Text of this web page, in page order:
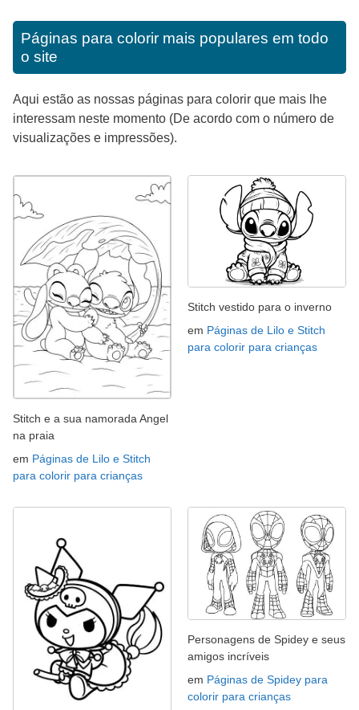
Páginas para colorir mais populares em todo
o site
Aqui estão as nossas páginas para colorir que mais lhe
interessam neste momento (De acordo com o número de
visualizações e impressões).
Stitch e a sua namorada Angel
na praia
em Páginas de Lilo e Stitch
para colorir para crianças
Stitch vestido para o inverno
em Páginas de Lilo e Stitch
para colorir para crianças
Personagens de Spidey e seus
amigos incríveis
em Páginas de Spidey para
colorir para crianças